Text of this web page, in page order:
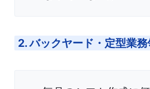
2. バックヤード・定型業